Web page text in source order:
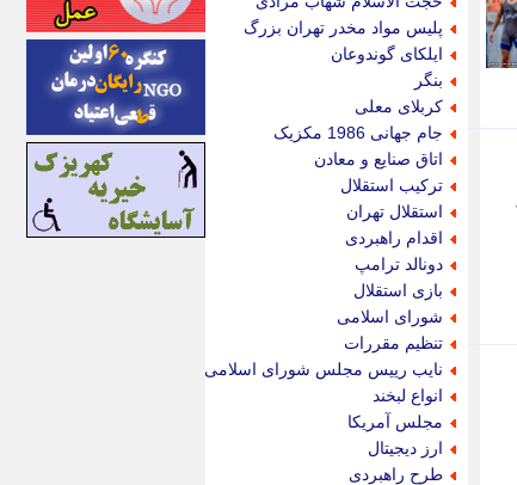
پلیس مواد مخدر تهران بزرگ
ایلکای گوندوعان
بنگر
کربلای معلی
جام جهانی 1986 مکزیک
اتاق صنایع و معادن
ترکیب استقلال
استقلال تهران
اقدام راهبردی
دونالد ترامپ
بازی استقلال
شورای اسلامی
تنظیم مقررات
نایب رییس مجلس شورای اسلامی
انواع لبخند
مجلس آمریکا
ارز دیجیتال
طرح راهبردی
اینتیتر
ایونا نیوز
بازتاب آنلاین
باشگاه خبرنگاران
باغستان نیوز
بامبوک
ببین و بخون
بدینسان
بنکر